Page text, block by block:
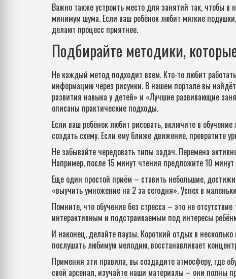
Важно также устроить место для занятий так, чтобы
минимум шума. Если ваш ребёнок любит мягкие
делают процесс приятнее.
Подбирайте методики,
Не каждый метод подходит всем. Кто‑то любит
информацию через рисунки. В нашем портале вы
развития навыка у детей» и «Лучшие развивающие
описаны практические подходы.
Если ваш ребёнок любит рисовать, включите в
создать схему. Если ему ближе движение, превратите
Не забывайте чередовать типы задач. Перемена
Например, после 15 минут чтения предложите 10 минут
Еще один простой приём – ставить небольшие,
«выучить умножение на 2 за сегодня». Успех в
Помните, что обучение без стресса – это не
интерактивным и подстраиваемым под интересы
И наконец, делайте паузы. Короткий отдых в
послушать любимую мелодию, восстанавливает
Применяя эти правила, вы создадите атмосферу, где
свой арсенал, изучайте наши материалы – они полны